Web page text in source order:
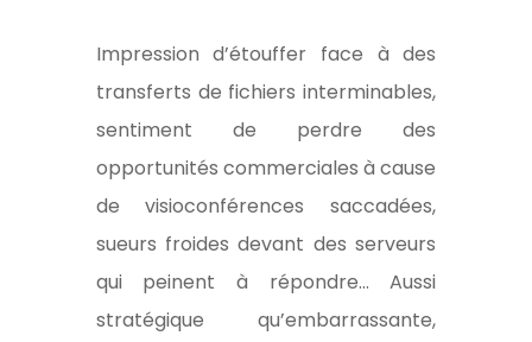
Impression d’étouffer face à des
transferts de fichiers interminables,
sentiment de perdre des
opportunités commerciales à cause
de visioconférences saccadées,
sueurs froides devant des serveurs
qui peinent à répondre… Aussi
stratégique qu’embarrassante,